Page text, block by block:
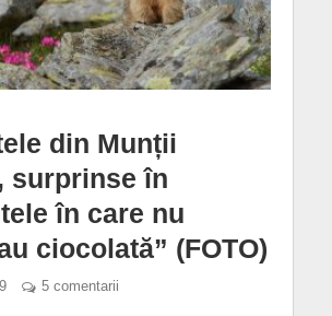
din Munții
surprinse în
în care nu
ciocolată” (FOTO)
5 comentarii